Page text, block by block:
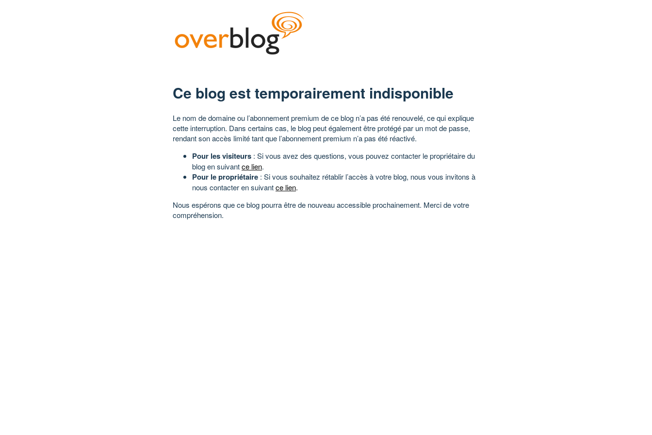
Ce blog est temporairement indisponible
Le nom de domaine ou l’abonnement premium de ce blog n’a pas été renouvelé, ce qui explique
cette interruption. Dans certains cas, le blog peut également être protégé par un mot de passe,
rendant son accès limité tant que l’abonnement premium n’a pas été réactivé.
Pour les visiteurs : Si vous avez des questions, vous pouvez contacter le propriétaire du
blog en suivantce lien.
Pour le propriétaire : Si vous souhaitez rétablir l’accès à votre blog, nous vous invitons à
nous contacter en suivantce lien.
Nous espérons que ce blog pourra être de nouveau accessible prochainement. Merci de votre
compréhension.